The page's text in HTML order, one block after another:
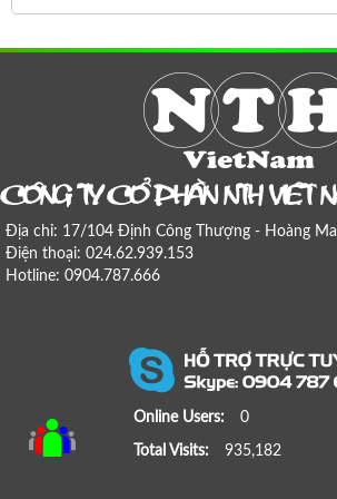
COÂNG TY COÅ PHAÀN NTH VIEÄT
Địa chỉ: 17/104 Định Công Thượng - Hoàng
Điện thoại: 024.62.939.153
Hotline: 0904.787.666
Online Users: 0
Total Visits: 935,182